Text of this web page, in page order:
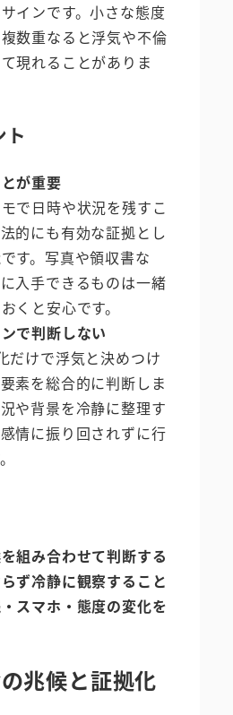
インです。小さな態度
数重なると浮気や不倫
現れることがありま
が重要
で日時や状況を残すこ
的にも有効な証拠とし
す。写真や領収書な
入手できるものは一緒
くと安心です。
で判断しない
だけで浮気と決めつけ
素を総合的に判断しま
や背景を冷静に整理す
情に振り回されずに行
組み合わせて判断する
ず冷静に観察すること
スマホ・態度の変化を
兆候と証拠化